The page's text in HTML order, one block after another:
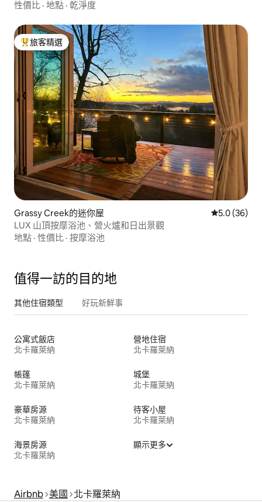
性價比 · 地點 · 乾淨度
旅客精選榜首
旅客精選
Grassy Creek的迷你屋 從 36 則評
5.0 (36)
LUX 山頂按摩浴池、營火爐和日出景觀
地點 · 性價比 · 按摩浴池
值得一訪的目的地
其他住宿類型 好玩新鮮事
公寓式飯店
北卡羅萊納
營地住宿
北卡羅萊納
帳篷
北卡羅萊納
城堡
北卡羅萊納
豪華房源
北卡羅萊納
待客小屋
北卡羅萊納
海景房源
北卡羅萊納
顯示更多
Airbnb 美國 北卡羅萊納